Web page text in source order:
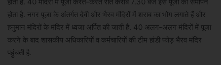
होता है. नगर पूजा के अंतर्गत देवी और भैरव मंदिरों में शराब का भोग लगाते हैं और
हनुमान मंदिरों के मंदिर में ध्वजा अर्पित की जाती है. 40 अलग-अलग मंदिरों में पूजा
करने के बाद शासकीय अधिकारियों व कर्मचारियों की टीम हांडी फोड़ भैरव मंदिर
पहुंचती है.